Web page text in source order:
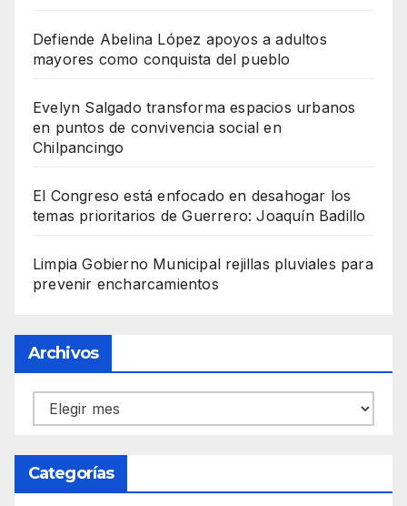
Defiende Abelina López apoyos a adultos
mayores como conquista del pueblo
Evelyn Salgado transforma espacios urbanos
en puntos de convivencia social en
Chilpancingo
El Congreso está enfocado en desahogar los
temas prioritarios de Guerrero: Joaquín Badillo
Limpia Gobierno Municipal rejillas pluviales para
prevenir encharcamientos
Archivos
Archivos
Categorías